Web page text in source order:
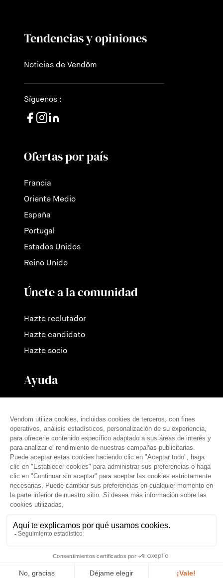
Tendencias y opiniones
Noticias de Vendôm
Síguenos :
Ofertas por país
Francia
Oriente Medio
España
Portugal
Estados Unidos
Reino Unido
Únete a la comunidad
Hazte reclutador
Hazte candidato
Hazte socio
Ayuda
Nuestras tarifas
Preguntas frecuentes
Prensa
español (es)
© THE VENDÔM COMPANY, TODOS LOS DERECHOS RESERVADOS
Aviso legal
Condiciones generales
Política de privacidad